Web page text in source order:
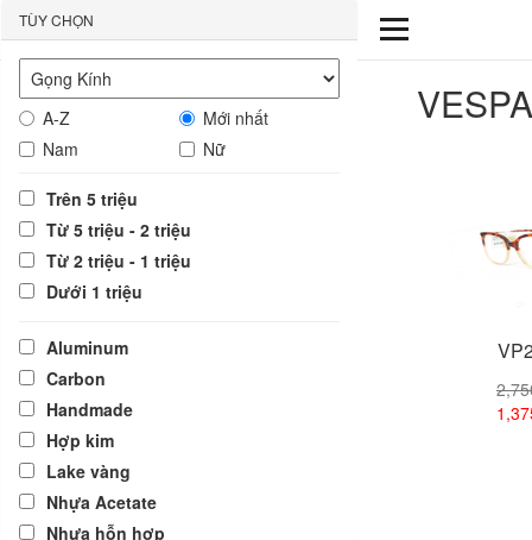
VESPA
TÙY CHỌN
A-Z
Mới nhất
Nam
Nữ
Trên 5 triệu
Từ 5 triệu - 2 triệu
Từ 2 triệu - 1 triệu
Dưới 1 triệu
Aluminum
Carbon
Handmade
Hợp kim
Lake vàng
Nhựa Acetate
Nhựa hỗn hợp